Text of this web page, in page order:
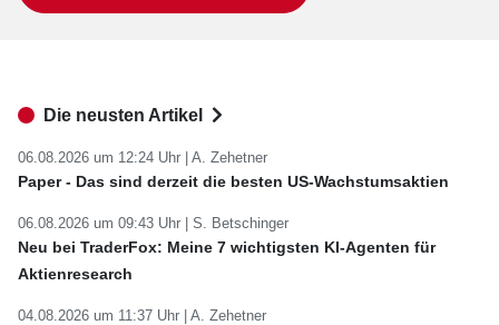
Die neusten Artikel
06.08.2026 um 12:24 Uhr | A. Zehetner
Paper - Das sind derzeit die besten US-Wachstumsaktien
06.08.2026 um 09:43 Uhr | S. Betschinger
Neu bei TraderFox: Meine 7 wichtigsten KI-Agenten für
Aktienresearch
04.08.2026 um 11:37 Uhr | A. Zehetner